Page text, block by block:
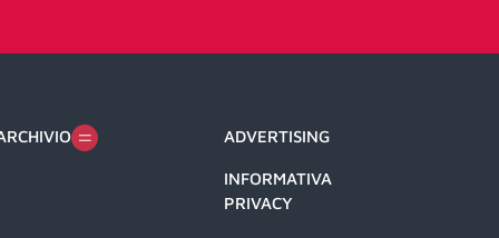
ADVERTISING
INFORMATIVA
PRIVACY